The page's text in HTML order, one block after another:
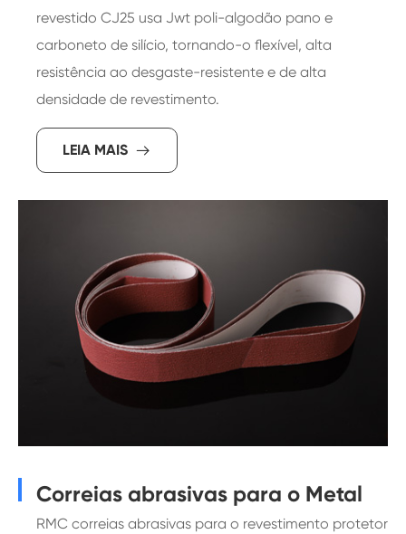
revestido CJ25 usa Jwt poli-algodão pano e
carboneto de silício, tornando-o flexível, alta
resistência ao desgaste-resistente e de alta
densidade de revestimento.
LEIA MAIS 
Correias abrasivas para o Metal
RMC correias abrasivas para o revestimento protetor